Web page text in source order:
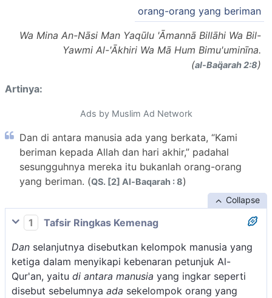
orang-orang yang beriman
Wa Mina An-Nāsi Man Yaqūlu 'Āmannā Billāhi Wa Bil-
Yawmi Al-'Ākhiri Wa Mā Hum Bimu'uminīna.
(al-Baq̈arah 2:8)
Artinya:
Ads by Muslim Ad Network
Dan di antara manusia ada yang berkata, “Kami
beriman kepada Allah dan hari akhir,” padahal
sesungguhnya mereka itu bukanlah orang-orang
yang beriman. (QS. [2] Al-Baqarah : 8)
Collapse
1
Tafsir Ringkas Kemenag
Dan selanjutnya disebutkan kelompok manusia yang
ketiga dalam menyikapi kebenaran petunjuk Al-
Qur'an, yaitu di antara manusia yang ingkar seperti
disebut sebelumnya ada sekelompok orang yang